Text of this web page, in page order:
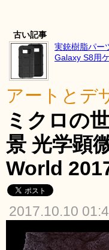
古い記事
実銃樹脂パー
Galaxy S8用
アートとデ
ミクロの
景 光学顕
World
2017.10.10